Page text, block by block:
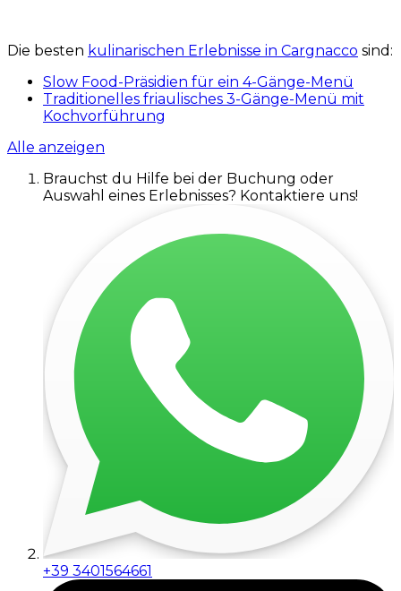
Die besten kulinarischen Erlebnisse in Cargnacco sind:
Slow Food-Präsidien für ein 4-Gänge-Menü
Traditionelles friaulisches 3-Gänge-Menü mit
Kochvorführung
Alle anzeigen
Brauchst du Hilfe bei der Buchung oder
Auswahl eines Erlebnisses? Kontaktiere uns!
+39 3401564661